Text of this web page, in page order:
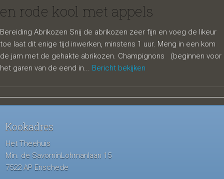
en rode kool met appels
Bereiding Abrikozen Snij de abrikozen zeer fijn en voeg de likeur
toe laat dit enige tijd inwerken, minstens 1 uur. Meng in een kom
de jam met de gehakte abrikozen. Champignons (beginnen voor
het garen van de eend in... Bericht bekijken
Kookadres
Het Theehuis
Min. de SavorninLohmanlaan 15
7522 AP Enschede